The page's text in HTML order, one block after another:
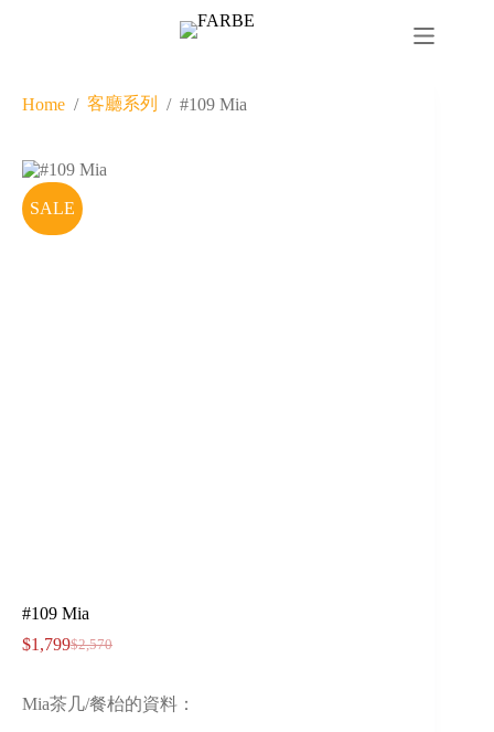
Add to cart
Home / 客廳系列 / #109 Mia
SALE
#109 Mia
$2,570
$1,799
Mia茶几/餐枱的資料：